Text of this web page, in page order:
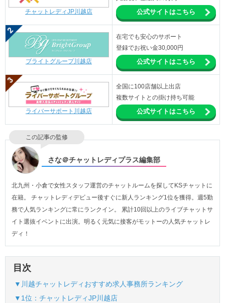
チャットレディJP川越店 公式サイトはこちら
ブライトグループ川越店
在宅でも安心のサポート
登録でお祝い金30,000円
公式サイトはこちら
ライバーサポート川越店
全国に100店舗以上出店
複数サイトとの掛け持ち可能
公式サイトはこちら
この記事の監修
さな＠チャットレディプラス編集部
北九州・小倉で女性スタッフ運営のチャットルームを探してKSチャットに
在籍。 チャットレディデビュー後すぐに新人ランキング1位を獲得。週5勤
務で人気ランキングに常にランクイン。 累計10回以上のライブチャットサ
イト選抜イベントに出演。明るく元気に接客がモットーの人気チャットレ
ディ！
目次
▼川越チャットレディおすすめ求人事務所ランキング
▼1位：チャットレディJP川越店